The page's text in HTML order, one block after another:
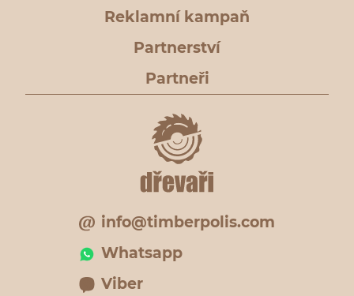
Reklamní kampaň
Partnerství
Partneři
info@timberpolis.com
Whatsapp
Viber